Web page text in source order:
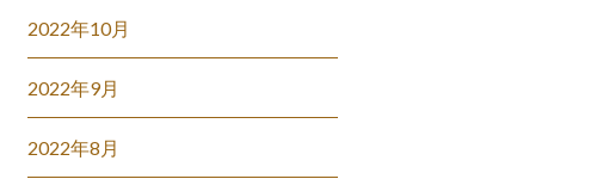
2022年10月
2022年9月
2022年8月